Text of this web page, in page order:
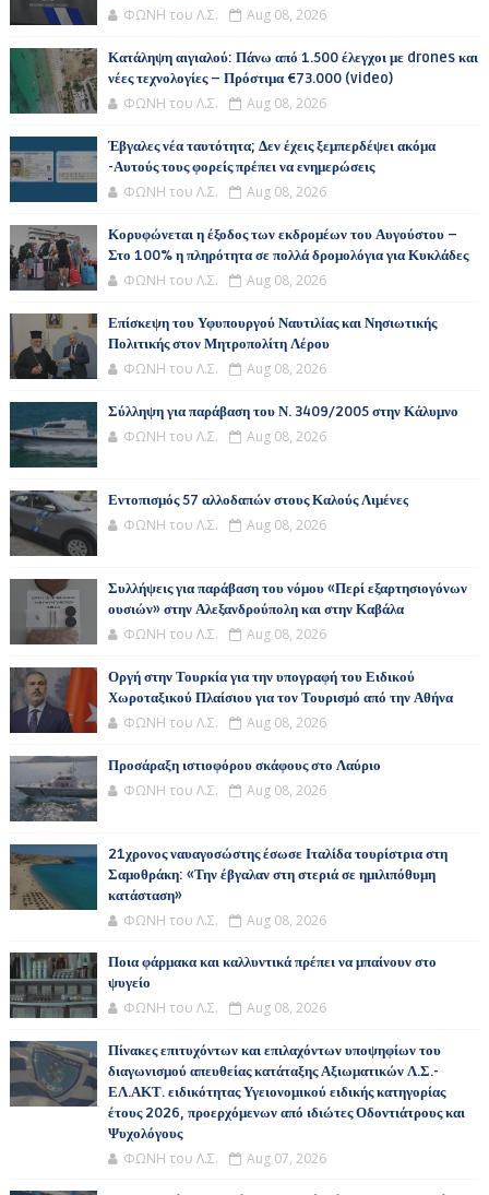
ΦΩΝΗ του Λ.Σ. Aug 08, 2026
Κατάληψη αιγιαλού: Πάνω από 1.500 έλεγχοι με drones και
νέες τεχνολογίες – Πρόστιμα €73.000 (video)
ΦΩΝΗ του Λ.Σ. Aug 08, 2026
Έβγαλες νέα ταυτότητα; Δεν έχεις ξεμπερδέψει ακόμα
-Αυτούς τους φορείς πρέπει να ενημερώσεις
ΦΩΝΗ του Λ.Σ. Aug 08, 2026
Κορυφώνεται η έξοδος των εκδρομέων του Αυγούστου –
Στο 100% η πληρότητα σε πολλά δρομολόγια για Κυκλάδες
ΦΩΝΗ του Λ.Σ. Aug 08, 2026
Επίσκεψη του Υφυπουργού Ναυτιλίας και Νησιωτικής
Πολιτικής στον Μητροπολίτη Λέρου
ΦΩΝΗ του Λ.Σ. Aug 08, 2026
Σύλληψη για παράβαση του Ν. 3409/2005 στην Κάλυμνο
ΦΩΝΗ του Λ.Σ. Aug 08, 2026
Εντοπισμός 57 αλλοδαπών στους Καλούς Λιμένες
ΦΩΝΗ του Λ.Σ. Aug 08, 2026
Συλλήψεις για παράβαση του νόμου «Περί εξαρτησιογόνων
ουσιών» στην Αλεξανδρούπολη και στην Καβάλα
ΦΩΝΗ του Λ.Σ. Aug 08, 2026
Οργή στην Τουρκία για την υπογραφή του Ειδικού
Χωροταξικού Πλαίσιου για τον Τουρισμό από την Αθήνα
ΦΩΝΗ του Λ.Σ. Aug 08, 2026
Προσάραξη ιστιοφόρου σκάφους στο Λαύριο
ΦΩΝΗ του Λ.Σ. Aug 08, 2026
21χρονος ναυαγοσώστης έσωσε Ιταλίδα τουρίστρια στη
Σαμοθράκη: «Την έβγαλαν στη στεριά σε ημιλιπόθυμη
κατάσταση»
ΦΩΝΗ του Λ.Σ. Aug 08, 2026
Ποια φάρμακα και καλλυντικά πρέπει να μπαίνουν στο
ψυγείο
ΦΩΝΗ του Λ.Σ. Aug 08, 2026
Πίνακες επιτυχόντων και επιλαχόντων υποψηφίων του
διαγωνισμού απευθείας κατάταξης Αξιωματικών Λ.Σ.-
ΕΛ.ΑΚΤ. ειδικότητας Υγειονομικού ειδικής κατηγορίας
έτους 2026, προερχόμενων από ιδιώτες Οδοντιάτρους και
Ψυχολόγους
ΦΩΝΗ του Λ.Σ. Aug 07, 2026